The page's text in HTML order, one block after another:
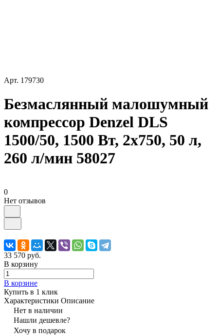
Арт. 179730
Безмаслянный малошумный
компрессор Denzel DLS
1500/50, 1500 Вт, 2x750, 50 л,
260 л/мин 58027
0
Нет отзывов
33 570 руб.
В корзину
В корзине
Купить в 1 клик
Характеристики Описание
Нет в наличии
Нашли дешевле?
Хочу в подарок